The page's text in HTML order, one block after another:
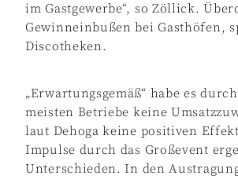
im Gastgewerbe“, so Zöllick.
Gewinneinbußen bei Gasthöfen,
Discotheken.
„Erwartungsgemäß“ habe es
meisten Betriebe keine
laut Dehoga keine positiven
Impulse durch das Großevent
Unterschieden. In den